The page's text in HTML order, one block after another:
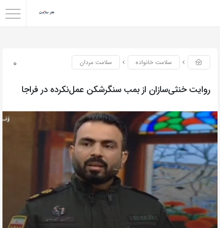
0 سلامت خانواده سلامت مردان
روایت خنثی‌سازان از بمب سنگرشکن عمل‌نکرده در فراجا